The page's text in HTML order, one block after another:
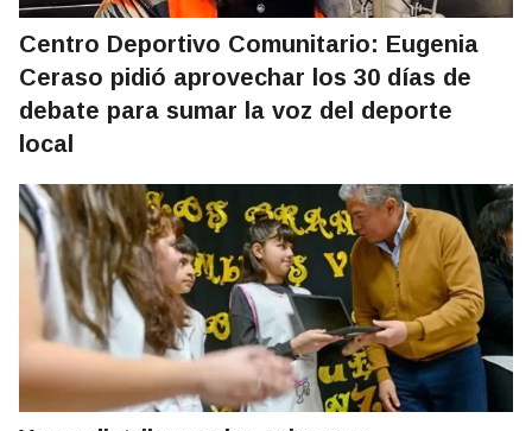
Centro Deportivo Comunitario: Eugenia
Ceraso pidió aprovechar los 30 días de
debate para sumar la voz del deporte
local